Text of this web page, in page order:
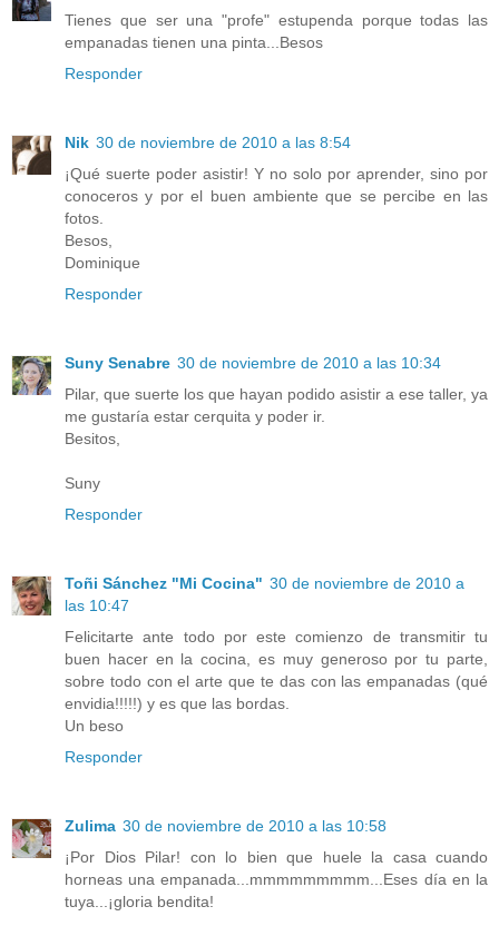
Tienes que ser una "profe" estupenda porque todas las
empanadas tienen una pinta...Besos
Responder
Nik 30 de noviembre de 2010 a las 8:54
¡Qué suerte poder asistir! Y no solo por aprender, sino por
conoceros y por el buen ambiente que se percibe en las
fotos.
Besos,
Dominique
Responder
Suny Senabre 30 de noviembre de 2010 a las 10:34
Pilar, que suerte los que hayan podido asistir a ese taller, ya
me gustaría estar cerquita y poder ir.
Besitos,
Suny
Responder
Toñi Sánchez "Mi Cocina" 30 de noviembre de 2010 a
las 10:47
Felicitarte ante todo por este comienzo de transmitir tu
buen hacer en la cocina, es muy generoso por tu parte,
sobre todo con el arte que te das con las empanadas (qué
envidia!!!!!) y es que las bordas.
Un beso
Responder
Zulima 30 de noviembre de 2010 a las 10:58
¡Por Dios Pilar! con lo bien que huele la casa cuando
horneas una empanada...mmmmmmmmm...Eses día en la
tuya...¡gloria bendita!